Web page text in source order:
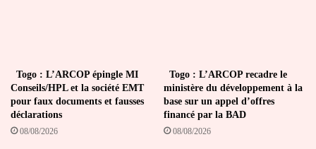
Togo : L’ARCOP épingle MI
Conseils/HPL et la société EMT
pour faux documents et fausses
déclarations
08/08/2026
Togo : L’ARCOP recadre le
ministère du développement à la
base sur un appel d’offres
financé par la BAD
08/08/2026